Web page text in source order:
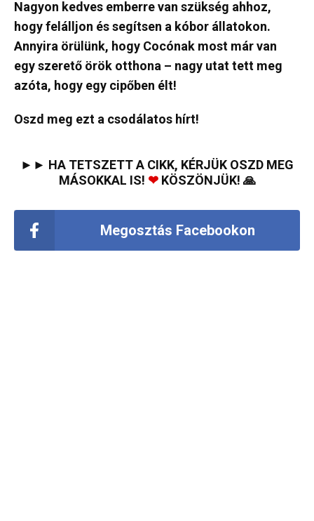
Nagyon kedves emberre van szükség ahhoz,
hogy felálljon és segítsen a kóbor állatokon.
Annyira örülünk, hogy Cocónak most már van
egy szerető örök otthona – nagy utat tett meg
azóta, hogy egy cipőben élt!
Oszd meg ezt a csodálatos hírt!
►► HA TETSZETT A CIKK, KÉRJÜK OSZD MEG
MÁSOKKAL IS! ❤KÖSZÖNJÜK! 🙏
Megosztás Facebookon